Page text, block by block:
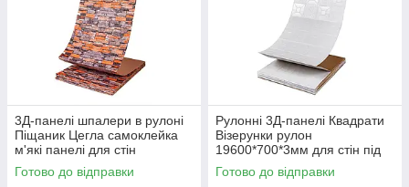
3Д-панелі шпалери в рулоні
Піщаник Цегла самоклейка
м'які панелі для стін
700мм*20м*3мм R045-3-20
SW-00001735
Готово до відправки
Рулонні 3Д-панелі Квадрати
Візерунки рулон
19600*700*3мм для стін під
цеглу самоклейка (R114-3-
20) SW-00000872
Готово до відправки